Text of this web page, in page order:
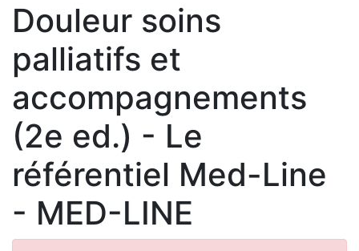
Douleur soins
palliatifs et
accompagnements
(2e ed.) - Le
référentiel Med-Line
- MED-LINE